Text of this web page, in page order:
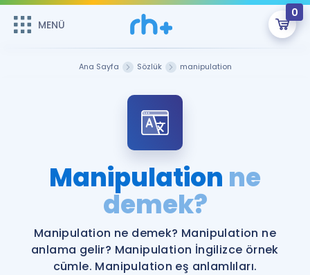
MENÜ
0
Şifremi Hatırlamıyorum
Sepetin Şu An Boş.
Remzi Hoca ile seni sınava hazırlayacak onlarca eğitim seni
bekliyor!
MENÜ
Katılımcı Görüşleri
Faydalı Araçlar
Ücretsiz Kaynaklar
İngilizce Gramer
Ana Sayfa Sözlük manipulation
Manipulation ne
demek?
Manipulation ne demek? Manipulation ne
anlama gelir? Manipulation İngilizce örnek
cümle. Manipulation eş anlamlıları.